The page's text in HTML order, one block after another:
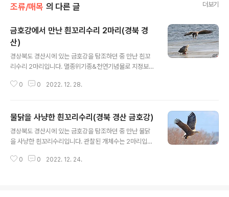
조류/매목 의 다른 글 더보기
금호강에서 만난 흰꼬리수리 2마리(경북 경
산)
경상북도 경산시에 있는 금호강을 탐조하던 중 만난 흰꼬
리수리 2마리입니다. 멸종위기종&천연기념물로 지정보호
원단렌즈 RF 800mm, 산들강의 새이야기
0 0 2022. 12. 28.
물닭을 사냥한 흰꼬리수리(경북 경산 금호강)
경상북도 경산시에 있는 금호강을 탐조하던 중 만난 물닭
을 사냥한 흰꼬리수리입니다. 관찰된 개체수는 2마리입니
F 800mm, 컨버터 1.4X, 산들강의 새이야기
0 0 2022. 12. 24.